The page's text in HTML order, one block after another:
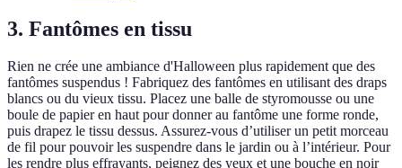
3. Fantômes en tissu
Rien ne crée une ambiance d'Halloween plus rapidement que des
fantômes suspendus ! Fabriquez des fantômes en utilisant des draps
blancs ou du vieux tissu. Placez une balle de styromousse ou une
boule de papier en haut pour donner au fantôme une forme ronde,
puis drapez le tissu dessus. Assurez-vous d’utiliser un petit morceau
de fil pour pouvoir les suspendre dans le jardin ou à l’intérieur. Pour
les rendre plus effrayants, peignez des yeux et une bouche en noir